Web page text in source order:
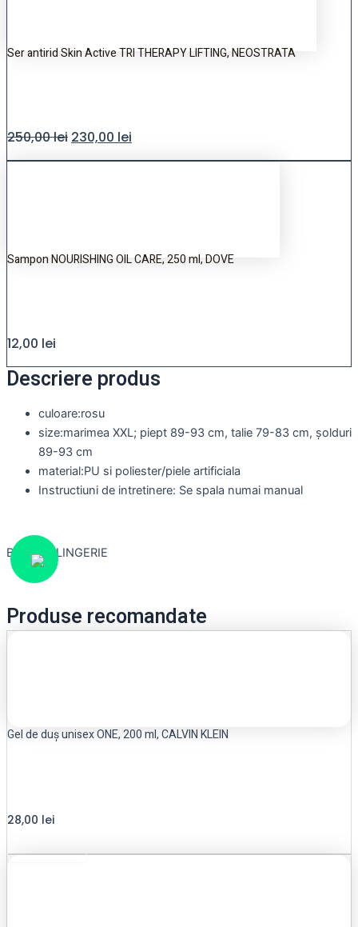
Ser antirid Skin Active TRI THERAPY LIFTING, NEOSTRATA
250,00lei 230,00 lei
Sampon NOURISHING OIL CARE, 250 ml, DOVE
12,00 lei
Descriere produs
culoare:rosu
size:marimea XXL; piept 89-93 cm, talie 79-83 cm, șolduri
89-93 cm
material:PU si poliester/piele artificiala
Instructiuni de intretinere: Se spala numai manual
Brand:BSLINGERIE
Produse recomandate
Gel de duș unisex ONE, 200 ml, CALVIN KLEIN
28,00 lei